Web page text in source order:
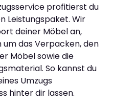
profitierst du
Leistungspaket. Wir
deiner Möbel an,
das Verpacken, den
Möbel sowie die
So kannst du
Umzugs
hinter dir lassen.